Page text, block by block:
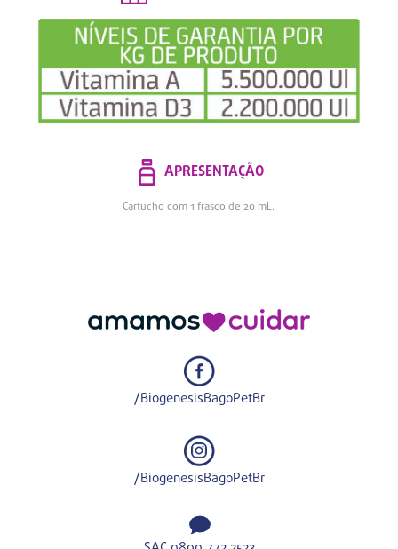
APRESENTAÇÃO
Cartucho com 1 frasco de 20 mL.
/BiogenesisBagoPetBr
/BiogenesisBagoPetBr